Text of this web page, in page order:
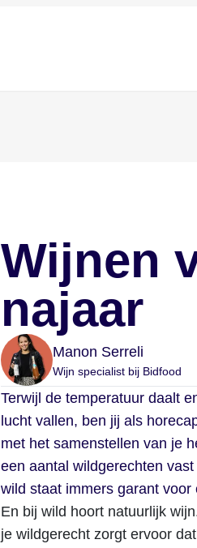
Wijnen
najaar
Manon Serreli
Wijn specialist bij Bidfood
Terwijl de temperatuur daalt
lucht vallen, ben jij als
met het samenstellen van je
een aantal wildgerechten
wild staat immers garant
En bij wild hoort natuurlijk
je wildgerecht zorgt ervoor